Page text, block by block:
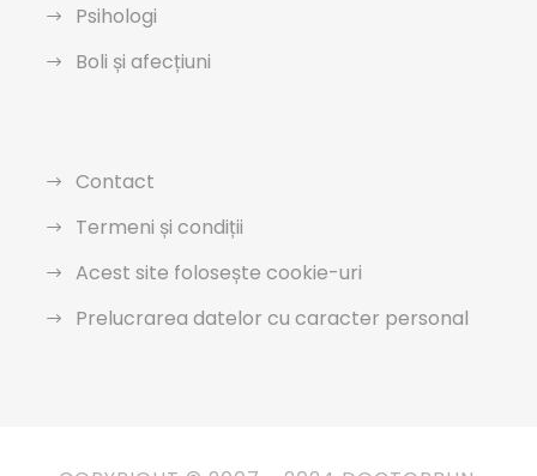
Psihologi
Boli și afecțiuni
Contact
Termeni și condiții
Acest site folosește cookie-uri
Prelucrarea datelor cu caracter personal